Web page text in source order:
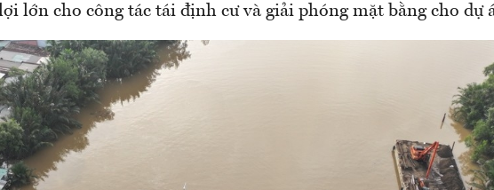
lớn cho công tác tái định cư và giải phóng mặt bằng cho dự